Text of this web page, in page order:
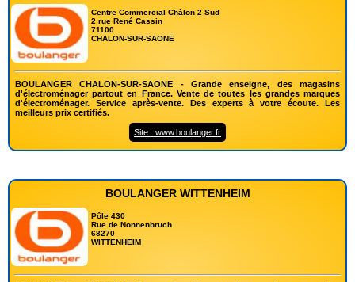
Centre Commercial Châlon 2 Sud
2 rue René Cassin
71100
CHALON-SUR-SAONE
BOULANGER CHALON-SUR-SAONE - Grande enseigne, des magasins
d'électroménager partout en France. Vente de toutes les grandes marques
d'électroménager. Service après-vente. Des experts à votre écoute. Les
meilleurs prix certifiés.
Site : www.boulanger.fr
BOULANGER WITTENHEIM
Pôle 430
Rue de Nonnenbruch
68270
WITTENHEIM